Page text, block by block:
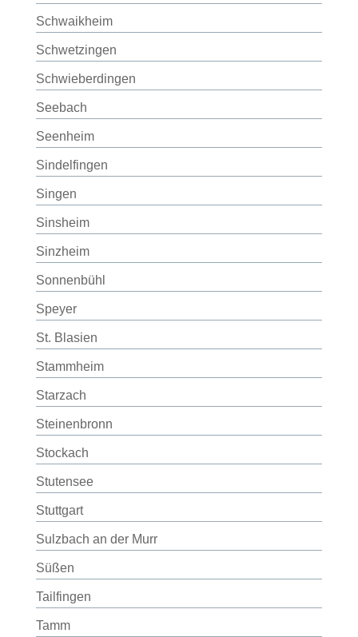
Schwaikheim
Schwetzingen
Schwieberdingen
Seebach
Seenheim
Sindelfingen
Singen
Sinsheim
Sinzheim
Sonnenbühl
Speyer
St. Blasien
Stammheim
Starzach
Steinenbronn
Stockach
Stutensee
Stuttgart
Sulzbach an der Murr
Süßen
Tailfingen
Tamm